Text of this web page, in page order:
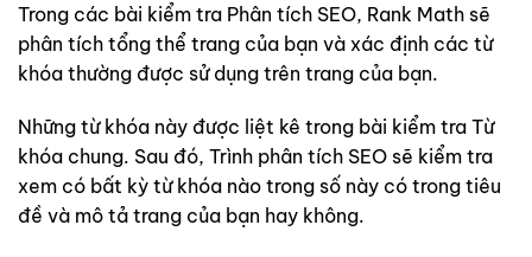
Trong các bài kiểm tra Phân tích SEO, Rank Math sẽ
phân tích tổng thể trang của bạn và xác định các từ
khóa thường được sử dụng trên trang của bạn.
Những từ khóa này được liệt kê trong bài kiểm tra Từ
khóa chung. Sau đó, Trình phân tích SEO sẽ kiểm tra
xem có bất kỳ từ khóa nào trong số này có trong tiêu
đề và mô tả trang của bạn hay không.